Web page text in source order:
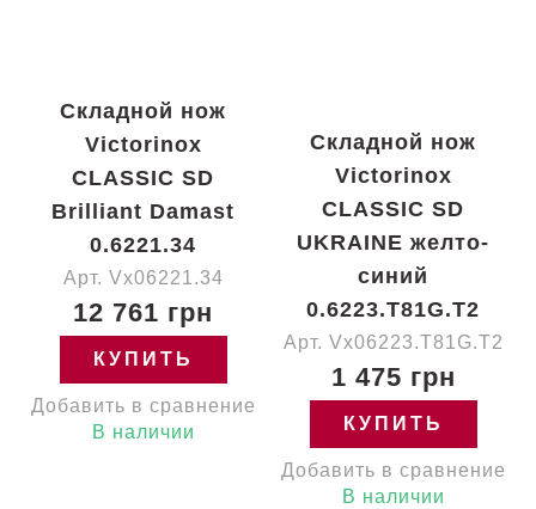
Складной нож
Victorinox
CLASSIC SD
Brilliant Damast
0.6221.34
Арт. Vx06221.34
12 761 грн
КУПИТЬ
Добавить в сравнение
В наличии
Складной нож
Victorinox
CLASSIC SD
UKRAINE желто-
синий
0.6223.T81G.T2
Арт. Vx06223.T81G.T2
1 475 грн
КУПИТЬ
Добавить в сравнение
В наличии